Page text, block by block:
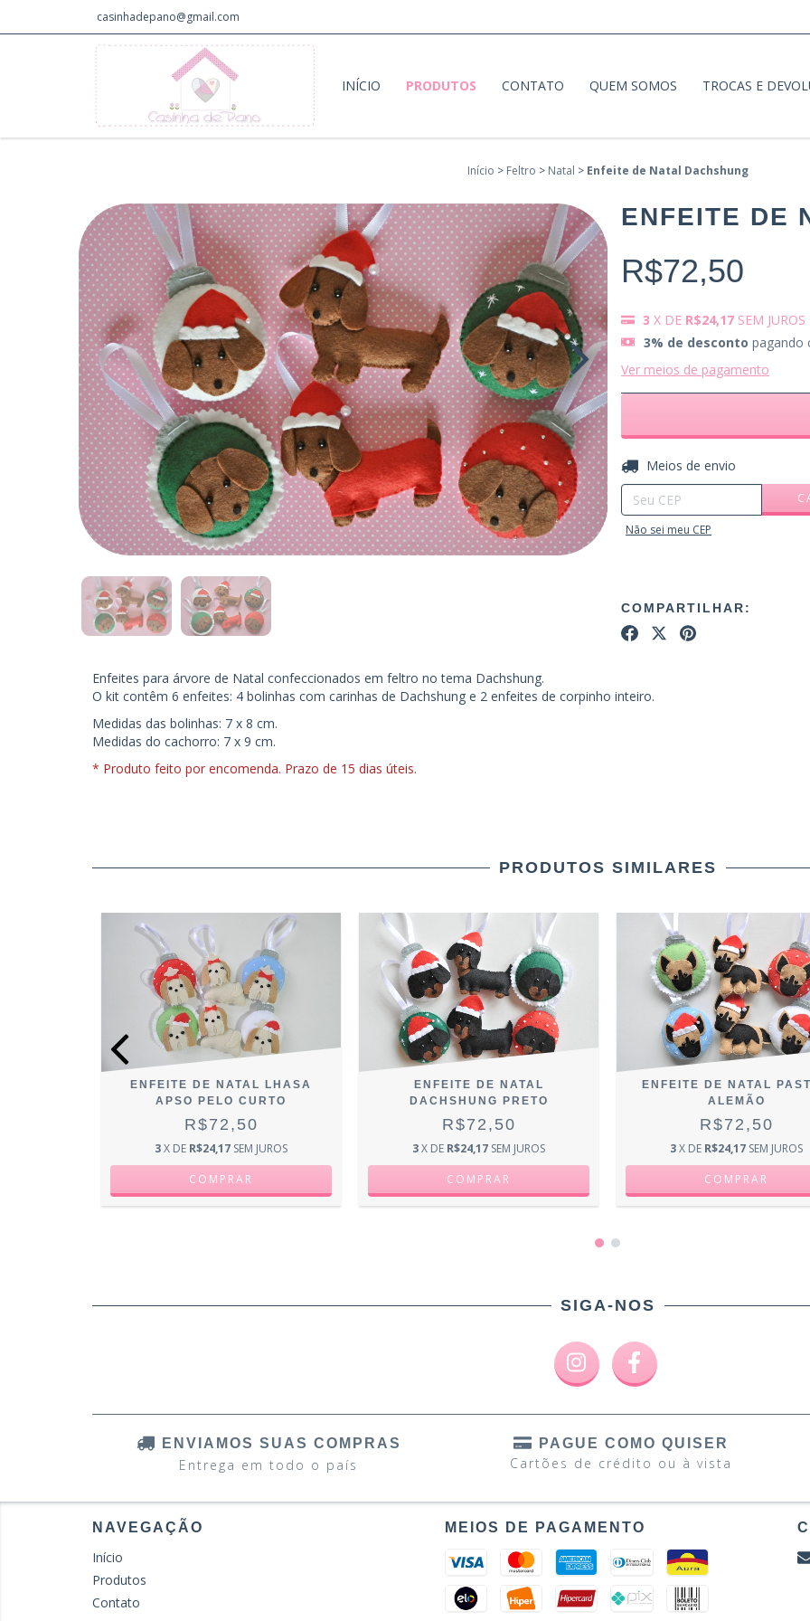
casinhadepano@gmail.com
INÍCIO PRODUTOS CONTATO QUEM SOMOS TROCAS E
Início > Feltro > Natal > Enfeite de Natal Dachshung
ENFEITE DE
R$72,50
3 X DE R$24,17 SEM JUROS
3% de desconto pagando
Ver meios de pagamento
Entregas para o CEP:
Meios de envio
Não sei meu CEP
COMPARTILHAR:
Enfeites para árvore de Natal confeccionados em feltro no tema Dachshung.
O kit contêm 6 enfeites: 4 bolinhas com carinhas de Dachshung e 2 enfeites de corpinho inteiro.
Medidas das bolinhas: 7 x 8 cm.
Medidas do cachorro: 7 x 9 cm.
* Produto feito por encomenda. Prazo de 15 dias úteis.
PRODUTOS SIMILARES
ENFEITE DE NATAL LHASA
APSO PELO CURTO
R$72,50
3X DE R$24,17 SEM JUROS
ENFEITE DE NATAL
DACHSHUNG PRETO
R$72,50
3X DE R$24,17 SEM JUROS
ENFEITE DE NATAL
ALEMÃO
R$72,50
3X DE R$24,17 SEM JUROS
SIGA-NOS
ENVIAMOS SUAS COMPRAS
Entrega em todo o país
PAGUE COMO QUISER
Cartões de crédito ou à vista
NAVEGAÇÃO
Início
Produtos
Contato
MEIOS DE PAGAMENTO